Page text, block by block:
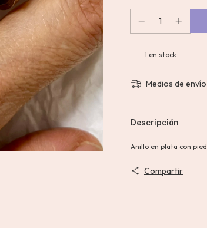
1 en stock
Medios de envío
Descripción
Anillo en plata con
Compartir